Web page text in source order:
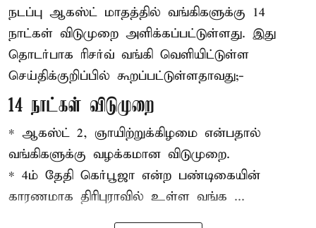
நடப்பு ஆகஸ்ட் மாதத்தில் வங்கிகளுக்கு 14
நாட்கள் விடுமுறை அளிக்கப்பட்டுள்ளது. இது
தொடர்பாக ரிசர்வ் வங்கி வெளியிட்டுள்ள
செய்திக்குறிப்பில் கூறப்பட்டுள்ளதாவது;-
14 நாட்கள் விடுமுறை
* ஆகஸ்ட் 2, ஞாயிற்றுக்கிழமை என்பதால்
வங்கிகளுக்கு வழக்கமான விடுமுறை.
* 4ம் தேதி கெர்பூஜா என்ற பண்டிகையின்
காரணமாக திரிபுராவில் உள்ள வங்க ...